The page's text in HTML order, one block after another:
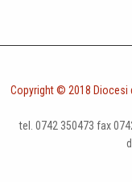
Copyright © 2018 Diocesi
tel. 0742 350473 fax